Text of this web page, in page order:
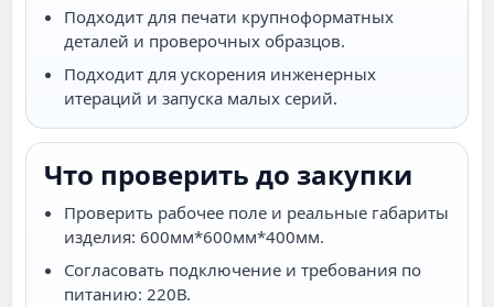
Подходит для печати крупноформатных
деталей и проверочных образцов.
Подходит для ускорения инженерных
итераций и запуска малых серий.
Что проверить до закупки
Проверить рабочее поле и реальные габариты
изделия: 600мм*600мм*400мм.
Согласовать подключение и требования по
питанию: 220В.